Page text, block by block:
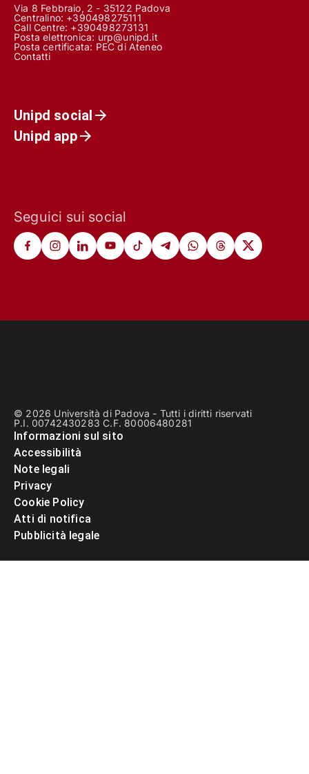
Via 8 Febbraio, 2 - 35122 Padova
Centralino: +390498275111
Call Centre: +390498273131
Posta elettronica: urp@unipd.it
Posta certificata: PEC di Ateneo
Contatti
Unipd social
Unipd app
Seguici sui social
© 2026 Università di Padova - Tutti i diritti riservati
P.I. 00742430283 C.F. 80006480281
Informazioni sul sito
Accessibilità
Note legali
Privacy
Cookie Policy
Atti di notifica
Pubblicità legale